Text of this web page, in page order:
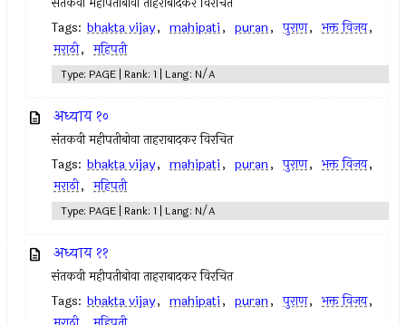
Tags: bhakta vijay, mahipati, puran, पुराण, भक्त विजय,
मराठी, महिपती
Type: PAGE | Rank: 1 | Lang: N/A
अध्याय १०
संतकवी महीपतीबोवा ताहराबादकर विरचित
Tags: bhakta vijay, mahipati, puran, पुराण, भक्त विजय,
मराठी, महिपती
Type: PAGE | Rank: 1 | Lang: N/A
अध्याय ११
संतकवी महीपतीबोवा ताहराबादकर विरचित
Tags: bhakta vijay, mahipati, puran, पुराण, भक्त विजय,